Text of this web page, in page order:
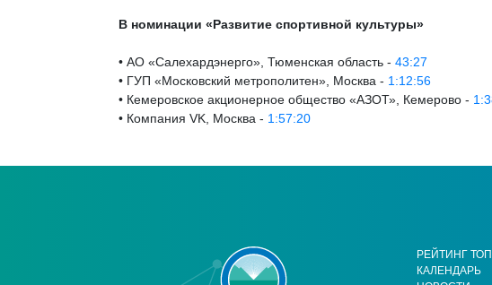
В номинации «Развитие спортивной культуры»
• АО «Салехардэнерго», Тюменская область - 43:27
• ГУП «Московский метрополитен», Москва - 1:12:56
• Кемеровское акционерное общество «АЗОТ», Кемерово -
• Компания VK, Москва - 1:57:20
РЕЙТИНГ
КАЛЕНДАРЬ